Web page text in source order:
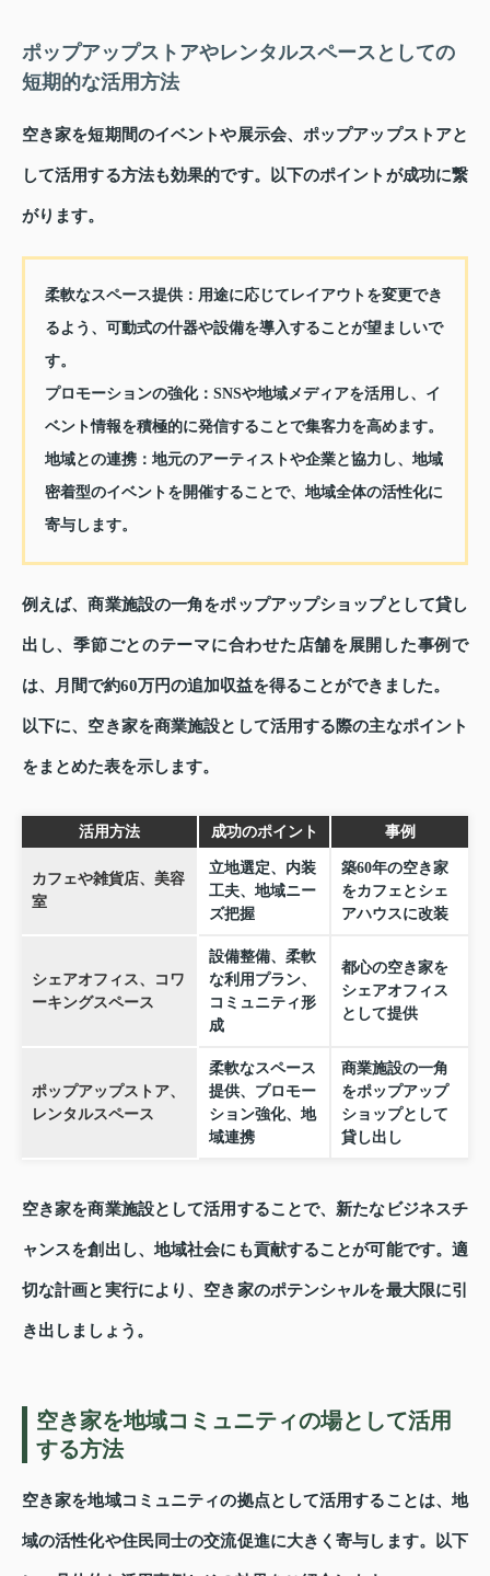
ポップアップストアやレンタルスペースとしての
短期的な活用方法
空き家を短期間のイベントや展示会、ポップアップストアと
して活用する方法も効果的です。以下のポイントが成功に繋
がります。
柔軟なスペース提供： 用途に応じてレイアウトを変更でき
るよう、可動式の什器や設備を導入することが望ましいで
す。
プロモーションの強化： SNSや地域メディアを活用し、イ
ベント情報を積極的に発信することで集客力を高めます。
地域との連携： 地元のアーティストや企業と協力し、地域
密着型のイベントを開催することで、地域全体の活性化に
寄与します。
例えば、商業施設の一角をポップアップショップとして貸し
出し、季節ごとのテーマに合わせた店舗を展開した事例で
は、月間で約60万円の追加収益を得ることができました。
以下に、空き家を商業施設として活用する際の主なポイント
をまとめた表を示します。
活用方法 成功のポイント 事例
カフェや雑貨店、美容
室
立地選定、内装
工夫、地域ニー
ズ把握
築60年の空き家
をカフェとシェ
アハウスに改装
シェアオフィス、コワ
ーキングスペース
設備整備、柔軟
な利用プラン、
コミュニティ形
成
都心の空き家を
シェアオフィス
として提供
ポップアップストア、
レンタルスペース
柔軟なスペース
提供、プロモー
ション強化、地
域連携
商業施設の一角
をポップアップ
ショップとして
貸し出し
空き家を商業施設として活用することで、新たなビジネスチ
ャンスを創出し、地域社会にも貢献することが可能です。適
切な計画と実行により、空き家のポテンシャルを最大限に引
き出しましょう。
空き家を地域コミュニティの場として活用
する方法
空き家を地域コミュニティの拠点として活用することは、地
域の活性化や住民同士の交流促進に大きく寄与します。以下